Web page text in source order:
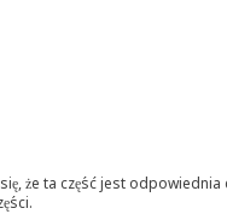
że ta część jest